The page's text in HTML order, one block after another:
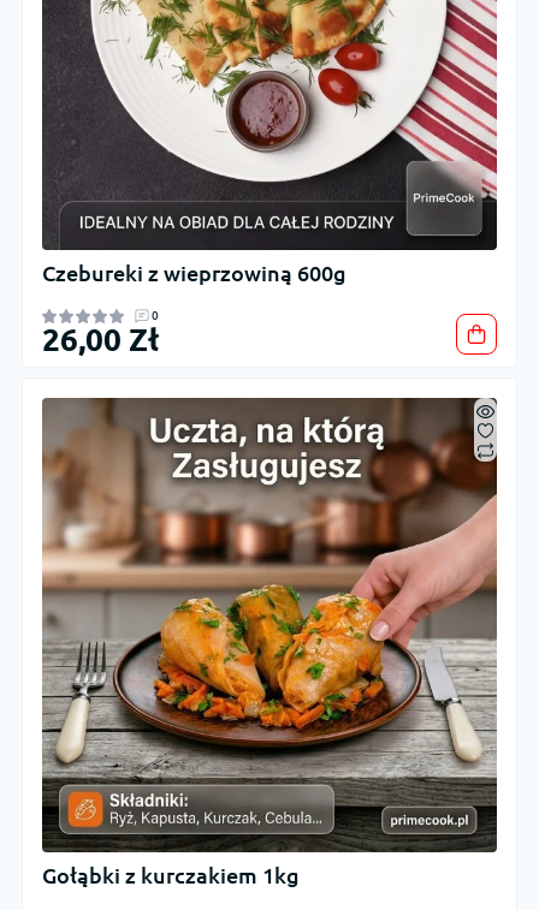
Czebureki z wieprzowiną 600g
0
26,00 Zł
Gołąbki z kurczakiem 1kg